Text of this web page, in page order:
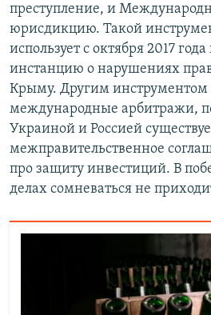
преступление, и
юрисдикцию. Такой
использует с октября 2017
инстанцию о нарушениях
Крыму. Другим инструментом
международные арбитражи,
Украиной и Россией
межправительственное
про защиту инвестиций. В
делах сомневаться не